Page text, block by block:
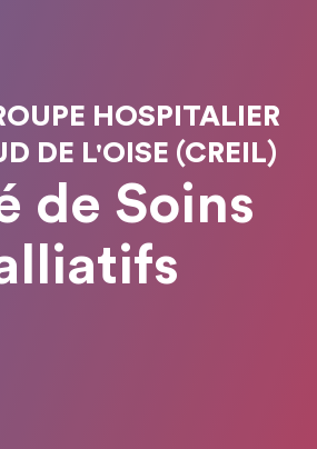
HOSPITALIER
DE L'OISE (CREIL)
de Soins